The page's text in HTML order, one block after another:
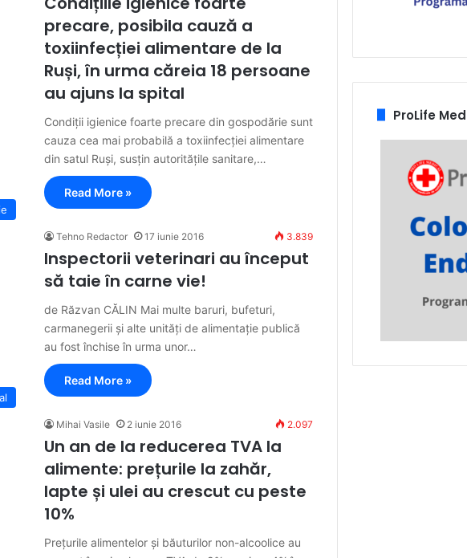
precare, posibila cauză a
toxiinfecției alimentare de la
Ruși, în urma căreia 18 persoane
au ajuns la spital
Condiții igienice foarte precare din gospodărie sunt
cauza cea mai probabilă a toxiinfecției alimentare
din satul Ruși, susțin autoritățile sanitare,…
Read More »
Tehno Redactor 17 iunie 2016 3.839
Inspectorii veterinari au început
să taie în carne vie!
de Răzvan CĂLIN Mai multe baruri, bufeturi,
carmanegerii și alte unități de alimentație publică
au fost închise în urma unor…
Read More »
Mihai Vasile 2 iunie 2016 2.097
Un an de la reducerea TVA la
alimente: prețurile la zahăr,
lapte și ulei au crescut cu peste
10%
Prețurile alimentelor și băuturilor non-alcoolice au
ProLife